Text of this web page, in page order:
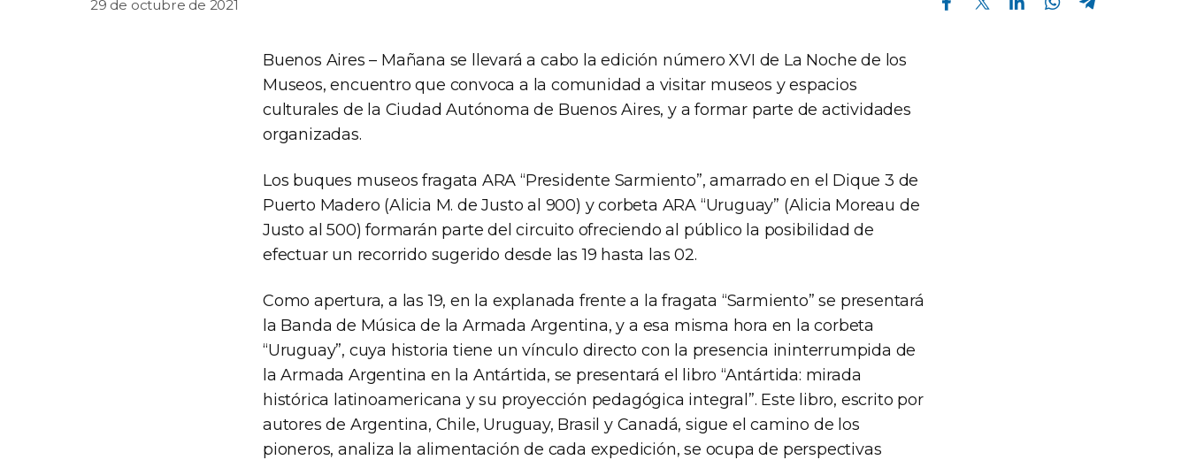
29 de octubre de 2021
Buenos Aires – Mañana se llevará a cabo la edición número XVI de La Noche de los
Museos, encuentro que convoca a la comunidad a visitar museos y espacios
culturales de la Ciudad Autónoma de Buenos Aires, y a formar parte de actividades
organizadas.
Los buques museos fragata ARA “Presidente Sarmiento”, amarrado en el Dique 3 de
Puerto Madero (Alicia M. de Justo al 900) y corbeta ARA “Uruguay” (Alicia Moreau de
Justo al 500) formarán parte del circuito ofreciendo al público la posibilidad de
efectuar un recorrido sugerido desde las 19 hasta las 02.
Como apertura, a las 19, en la explanada frente a la fragata “Sarmiento” se presentará
la Banda de Música de la Armada Argentina, y a esa misma hora en la corbeta
“Uruguay”, cuya historia tiene un vínculo directo con la presencia ininterrumpida de
la Armada Argentina en la Antártida, se presentará el libro “Antártida: mirada
histórica latinoamericana y su proyección pedagógica integral”. Este libro, escrito por
autores de Argentina, Chile, Uruguay, Brasil y Canadá, sigue el camino de los
pioneros, analiza la alimentación de cada expedición, se ocupa de perspectivas